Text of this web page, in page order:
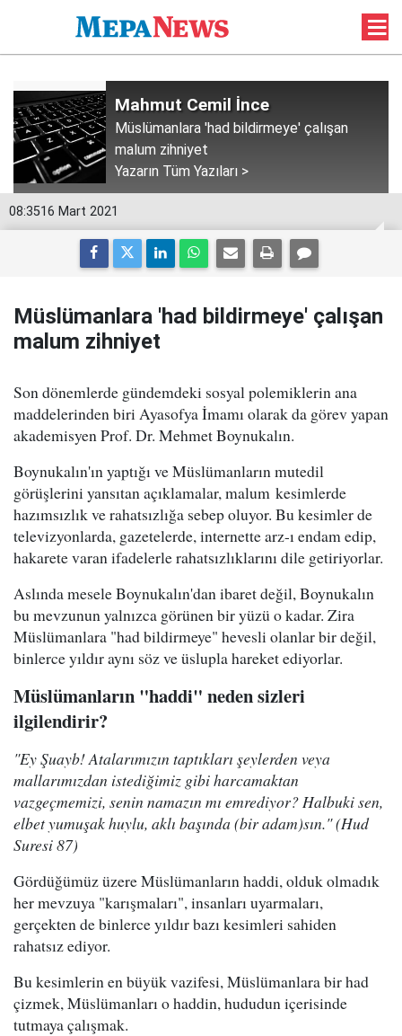
Mahmut Cemil İnce
Müslümanlara 'had bildirmeye' çalışan
malum zihniyet
Yazarın Tüm Yazıları >
08:3516 Mart 2021
Müslümanlara 'had bildirmeye' çalışan
malum zihniyet
Son dönemlerde gündemdeki sosyal polemiklerin ana
maddelerinden biri Ayasofya İmamı olarak da görev yapan
akademisyen Prof. Dr. Mehmet Boynukalın.
Boynukalın'ın yaptığı ve Müslümanların mutedil
görüşlerini yansıtan açıklamalar, malum kesimlerde
hazımsızlık ve rahatsızlığa sebep oluyor. Bu kesimler de
televizyonlarda, gazetelerde, internette arz-ı endam edip,
hakarete varan ifadelerle rahatsızlıklarını dile getiriyorlar.
Aslında mesele Boynukalın'dan ibaret değil, Boynukalın
bu mevzunun yalnızca görünen bir yüzü o kadar. Zira
Müslümanlara "had bildirmeye" hevesli olanlar bir değil,
binlerce yıldır aynı söz ve üslupla hareket ediyorlar.
Müslümanların "haddi" neden sizleri
ilgilendirir?
"Ey Şuayb! Atalarımızın taptıkları şeylerden veya
mallarımızdan istediğimiz gibi harcamaktan
vazgeçmemizi, senin namazın mı emrediyor? Halbuki sen,
elbet yumuşak huylu, aklı başında (bir adam)sın." (Hud
Suresi 87)
Gördüğümüz üzere Müslümanların haddi, olduk olmadık
her mevzuya "karışmaları", insanları uyarmaları,
gerçekten de binlerce yıldır bazı kesimleri sahiden
rahatsız ediyor.
Bu kesimlerin en büyük vazifesi, Müslümanlara bir had
çizmek, Müslümanları o haddin, hududun içerisinde
tutmaya çalışmak.